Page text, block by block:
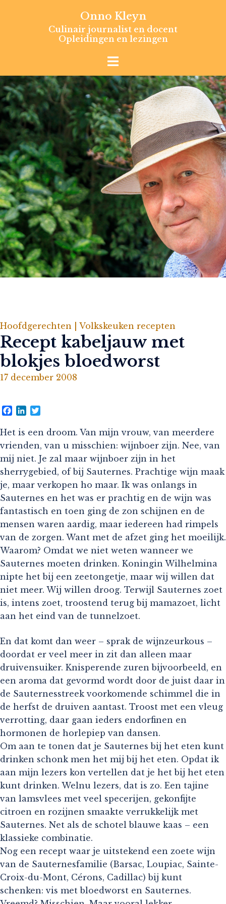
Onno Kleyn
Culinair journalist en docent
Opleidingen en lezingen
Hoofdgerechten | Volkskeuken recepten
Recept kabeljauw met
blokjes bloedworst
17 december 2008
Facebook
LinkedIn
Het is een droom. Van mijn vrouw, van meerdere
vrienden, van u misschien: wijnboer zijn. Nee, van
mij niet. Je zal maar wijnboer zijn in het
sherrygebied, of bij Sauternes. Prachtige wijn maak
je, maar verkopen ho maar. Ik was onlangs in
Sauternes en het was er prachtig en de wijn was
fantastisch en toen ging de zon schijnen en de
mensen waren aardig, maar iedereen had rimpels
van de zorgen. Want met de afzet ging het moeilijk.
Waarom? Omdat we niet weten wanneer we
Sauternes moeten drinken. Koningin Wilhelmina
nipte het bij een zeetongetje, maar wij willen dat
niet meer. Wij willen droog. Terwijl Sauternes zoet
is, intens zoet, troostend terug bij mamazoet, licht
aan het eind van de tunnelzoet.
En dat komt dan weer – sprak de wijnzeurkous –
doordat er veel meer in zit dan alleen maar
druivensuiker. Knisperende zuren bijvoorbeeld, en
een aroma dat gevormd wordt door de juist daar in
de Sauternesstreek voorkomende schimmel die in
de herfst de druiven aantast. Troost met een vleug
verrotting, daar gaan ieders endorfinen en
hormonen de horlepiep van dansen.
Om aan te tonen dat je Sauternes bij het eten kunt
drinken schonk men het mij bij het eten. Opdat ik
aan mijn lezers kon vertellen dat je het bij het eten
kunt drinken. Welnu lezers, dat is zo. Een tajine
van lamsvlees met veel specerijen, gekonfijte
citroen en rozijnen smaakte verrukkelijk met
Sauternes. Net als de schotel blauwe kaas – een
klassieke combinatie.
Nog een recept waar je uitstekend een zoete wijn
van de Sauternesfamilie (Barsac, Loupiac, Sainte-
Croix-du-Mont, Cérons, Cadillac) bij kunt
schenken: vis met bloedworst en Sauternes.